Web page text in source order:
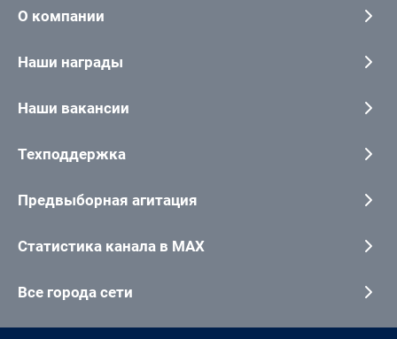
О компании
Наши награды
Наши вакансии
Техподдержка
Предвыборная агитация
Статистика канала в MAX
Все города сети